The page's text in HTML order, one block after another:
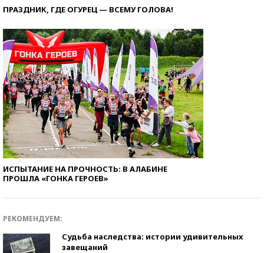
ПРАЗДНИК, ГДЕ ОГУРЕЦ — ВСЕМУ ГОЛОВА!
ИСПЫТАНИЕ НА ПРОЧНОСТЬ: В АЛАБИНЕ
ПРОШЛА «ГОНКА ГЕРОЕВ»
РЕКОМЕНДУЕМ:
Судьба наследства: истории удивительных
завещаний